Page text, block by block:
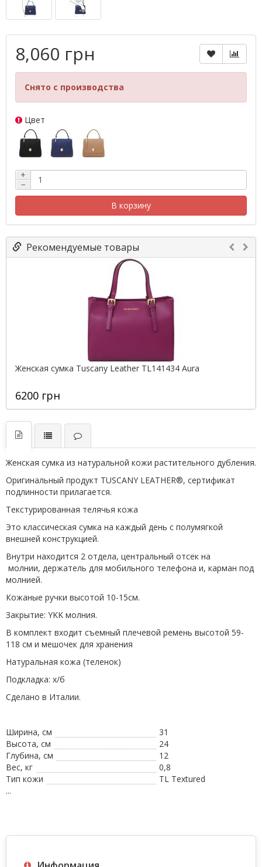
8,060 грн
Снято с производства
Цвет
+
−
В корзину
Рекомендуемые товары
Женская сумка Tuscany Leather TL141434 Aura
6200 грн
Женская сумка из натуральной кожи растительного дубления.
Оригинальный продукт TUSCANY LEATHER®, сертификат
подлинности прилагается.
Текстурированная телячья кожа
Это классическая сумка на каждый день с полумягкой
внешней конструкцией.
Внутри находится 2 отдела, центральный отсек на
молнии, держатель для мобильного телефона и, карман под
молнией.
Кожаные ручки высотой 10-15см.
Закрытие: YKK молния.
В комплект входит съемный плечевой ремень высотой 59-
118 см и мешочек для хранения
Натуральная кожа (теленок)
Подкладка: х/б
Сделано в Италии.
Ширина, см
31
Высота, см
24
Глубина, см
12
Вес, кг
0,8
Тип кожи
TL Textured
...